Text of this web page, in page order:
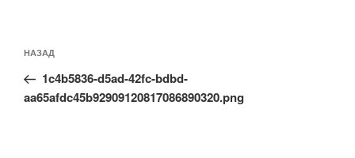
по
записям
Предыдущая
запись:
НАЗАД
1c4b5836-d5ad-42fc-bdbd-
aa65afdc45b92909120817086890320.png